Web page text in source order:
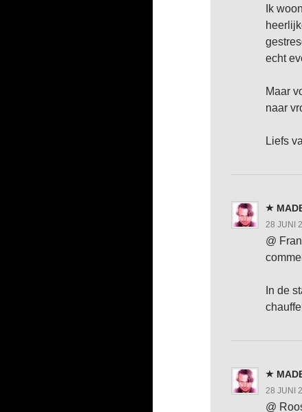
Ik
echt
Maar
naar
Liefs
28 JUNI
@
In de
28 JUNI
@